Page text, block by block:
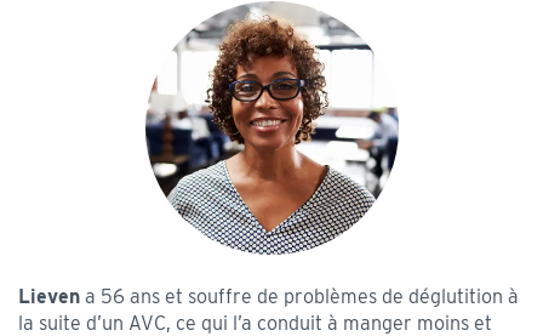
Lieven a 56 ans et souffre de problèmes de déglutition à
la suite d’un AVC, ce qui l’a conduit à manger moins et